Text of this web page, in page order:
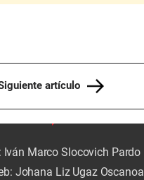
artículo
Iván Marco Slocovich Pardo
Johana Liz Ugaz Oscanoa